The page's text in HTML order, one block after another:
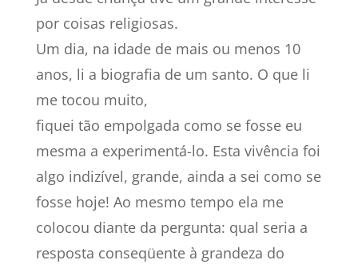
por coisas religiosas.
Um dia, na idade de mais ou menos 10
anos, li a biografia de um santo. O que li
me tocou muito,
fiquei tão empolgada como se fosse eu
mesma a experimentá-lo. Esta vivência foi
algo indizível, grande, ainda a sei como se
fosse hoje! Ao mesmo tempo ela me
colocou diante da pergunta: qual seria a
resposta conseqüente à grandeza do